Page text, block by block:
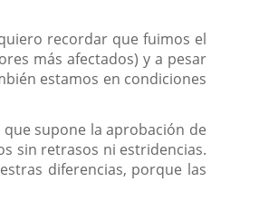
recordar que fuimos el
más afectados) y a pesar
estamos en condiciones
supone la aprobación de
sin retrasos ni estridencias.
diferencias, porque las